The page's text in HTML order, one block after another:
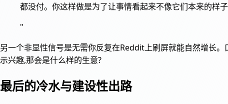
都没付。你这样做是为了让事情看起来不像它们本来的样子
"
另一个非显性信号是无需你反复在Reddit上刷屏就能自然增长
示兴趣,那会是什么样的生意?
最后的冷水与建设性出路